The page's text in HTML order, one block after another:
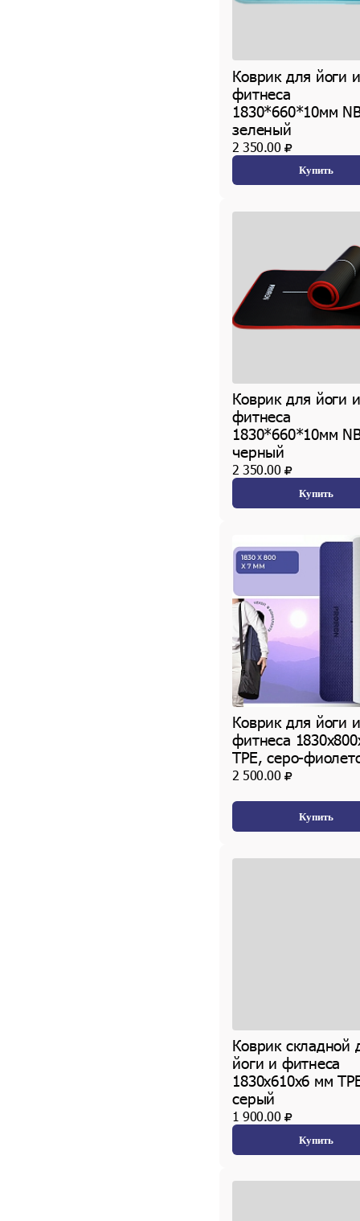
Коврик для йоги и
фитнеса
1830*660*10мм
зеленый
2 350.00
Купить
Коврик для йоги и
фитнеса
1830*660*10мм
черный
2 350.00
Купить
Коврик для йоги и
фитнеса
TPE, серо-
2 500.00
Купить
Коврик складной
йоги и фитнеса
1830х610х6 мм
серый
1 900.00
Купить